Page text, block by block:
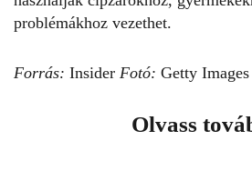
problémákhoz vezethet.
Forrás: Insider Fotó: Getty Images
Olvass